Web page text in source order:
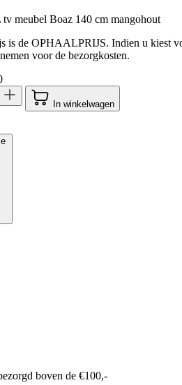
meubel Boaz 140 cm mangohout
is de OPHAALPRIJS. Indien u kiest
voor de bezorgkosten.
prijs was: €779,00.
Huidige prijs is: €279,00.
In winkelwagen
boven de €100,-